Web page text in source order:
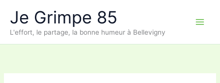
contenu
Je Grimpe 85
L'effort, le partage, la bonne humeur à Bellevigny